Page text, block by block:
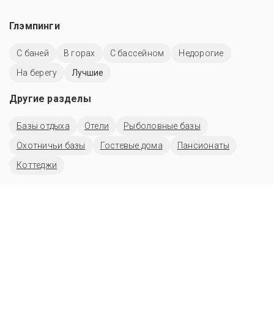
Глэмпинги
С баней В горах С бассейном
Недорогие
На берегу
Лучшие
Другие разделы
Базы отдыха Отели
Рыболовные базы
Охотничьи базы
Гостевые дома
Пансионаты
Коттеджи